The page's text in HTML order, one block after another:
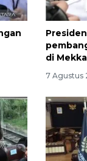
di
7 Agustus
ribu
gas